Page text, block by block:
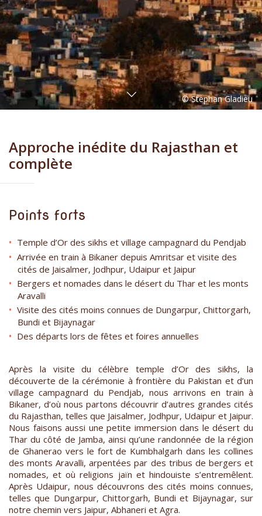
Approche inédite du Rajasthan et
complète
Points forts
Temple d’Or des sikhs et village campagnard du Pendjab
Arrivée en train à Bikaner depuis Amritsar et visite des
cités de Jaisalmer, Jodhpur, Udaipur et Jaipur
Bergers et nomades dans le désert du Thar et les monts
Aravalli
Visite des cités moins connues de Dungarpur, Chittorgarh,
Bundi et Bijaynagar
Des départs lors de fêtes et foires annuelles
Après la visite du célèbre temple d’Or des sikhs, la
découverte de la cérémonie à frontière du Pakistan et d’un
village campagnard du Pendjab, nous arrivons en train à
Bikaner, d’où nous partons découvrir d’autres grandes cités
du Rajasthan, telles que Jaisalmer, Jodhpur, Udaipur et Jaipur.
Nous faisons aussi une petite immersion dans le désert du
Thar du côté de Jamba, ainsi qu’une randonnée de la région
de Ghanerao vers le fort de Kumbhalgarh dans les collines
des monts Aravalli, arpentées par des tribus de bergers et
nomades, et où religions jaïn et hindouiste s’entremêlent.
Après Udaipur, nous découvrons des cités moins connues,
telles que Dungarpur, Chittorgarh, Bundi et Bijaynagar, sur
notre chemin vers Jaipur, Abhaneri et Agra.